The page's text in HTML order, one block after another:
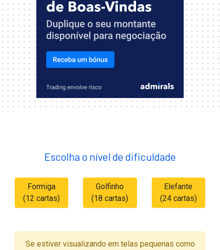
Escolha o nível de dificuldade
Formiga
(12 cartas)
Golfinho
(18 cartas)
Elefante
(24 cartas)
Se estiver visualizando em telas pequenas como